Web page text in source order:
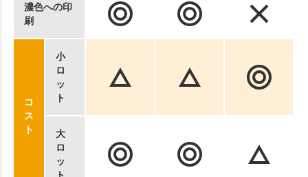
濃色への印
刷
コ
ス
ト
小
ロ
ッ
ト
大
ロ
ッ
ト